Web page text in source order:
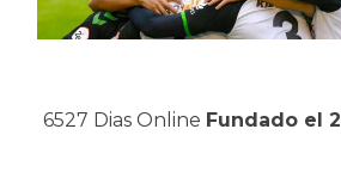
6527 Dias Online Fundado el